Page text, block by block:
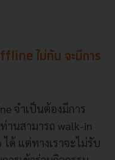
ไม่ทัน จะมีการ
จำเป็นต้องมีการ
านสามารถ walk-in
ด้ แต่ทางเราจะไม่รับ